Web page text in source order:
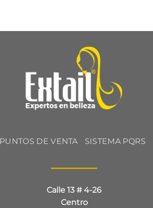
PUNTOS DE VENTA SISTEMA PQRS
Calle 13 # 4-26
Centro